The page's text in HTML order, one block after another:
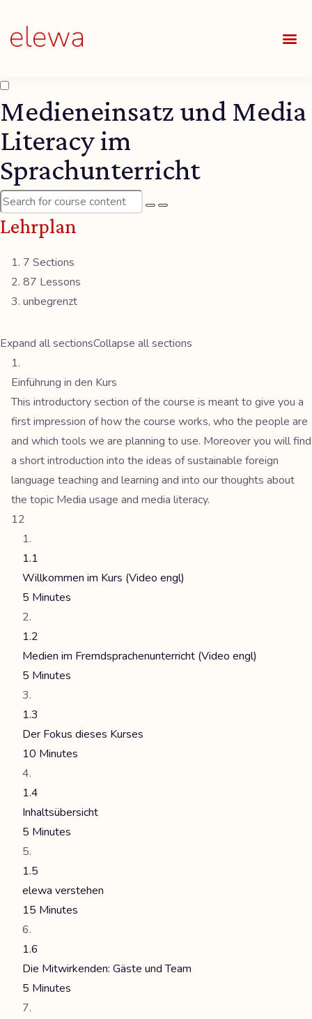
Medieneinsatz und Media
Literacy im
Sprachunterricht
Lehrplan
7 Sections
87 Lessons
unbegrenzt
Expand all sectionsCollapse all sections
Einführung in den Kurs
This introductory section of the course is meant to give you a
first impression of how the course works, who the people are
and which tools we are planning to use. Moreover you will find
a short introduction into the ideas of sustainable foreign
language teaching and learning and into our thoughts about
the topic Media usage and media literacy.
12
1.1
Willkommen im Kurs (Video engl)
5 Minutes
1.2
Medien im Fremdsprachenunterricht (Video engl)
5 Minutes
1.3
Der Fokus dieses Kurses
10 Minutes
1.4
Inhaltsübersicht
5 Minutes
1.5
elewa verstehen
15 Minutes
1.6
Die Mitwirkenden: Gäste und Team
5 Minutes